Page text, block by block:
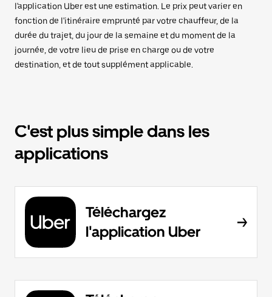
l'application Uber est une estimation. Le prix peut varier en
fonction de l'itinéraire emprunté par votre chauffeur, de la
durée du trajet, du jour de la semaine et du moment de la
journée, de votre lieu de prise en charge ou de votre
destination, et de tout supplément applicable.
C'est plus simple dans les
applications
Téléchargez
l'application Uber